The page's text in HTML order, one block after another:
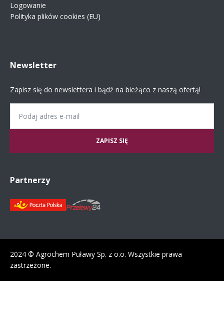
Logowanie
Polityka plików cookies (EU)
Newsletter
Zapisz się do newslettera i bądź na bieżąco z naszą ofertą!
Partnerzy
2024 © Agrochem Puławy Sp. z o.o. Wszystkie prawa
zastrzeżone.